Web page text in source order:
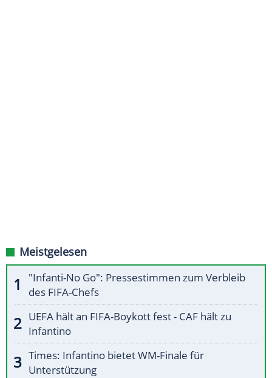
Meistgelesen
"Infanti-No Go": Pressestimmen zum Verbleib
des FIFA-Chefs
UEFA hält an FIFA-Boykott fest - CAF hält zu
Infantino
Times: Infantino bietet WM-Finale für
Unterstützung